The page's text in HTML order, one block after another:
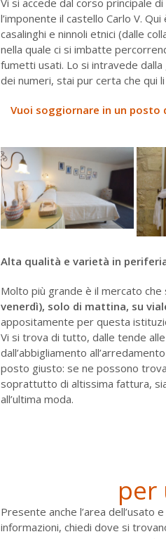
l’imponente il castello Carlo V.
casalinghi e ninnoli etnici (dalle
nella quale ci si imbatte
fumetti usati. Lo si intravede
dei numeri, stai pur certa che qui
Vuoi soggiornare in un posto
Alta qualità e varietà in
Molto più grande è il mercato che
venerdì), solo di mattina, su
appositamente per questa
Vi si trova di tutto, dalle tende
dall’abbigliamento
posto giusto: se ne possono
soprattutto di altissima fattura,
all’ultima moda.
per
Presente anche l’area dell’usato
informazioni, chiedi dove si